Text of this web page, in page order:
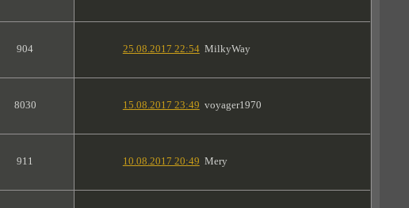
904 25.08.2017 22:54 MilkyWay
8030 15.08.2017 23:49 voyager1970
911 10.08.2017 20:49 Mery